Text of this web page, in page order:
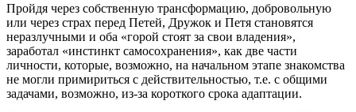
Пройдя через собственную трансформацию, добровольную
или через страх перед Петей, Дружок и Петя становятся
неразлучными и оба «горой стоят за свои владения»,
заработал «инстинкт самосохранения», как две части
личности, которые, возможно, на начальном этапе знакомства
не могли примириться с действительностью, т.е. с общими
задачами, возможно, из-за короткого срока адаптации.